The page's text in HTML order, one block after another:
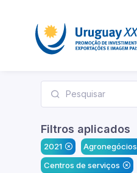
Filtros aplicados
2021
Agronegócios
Centros de serviços